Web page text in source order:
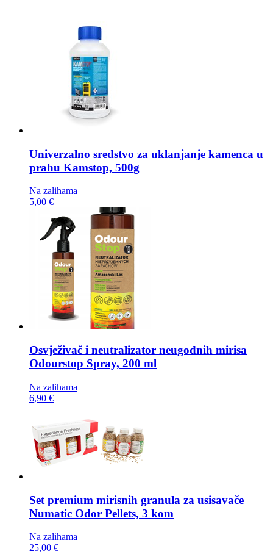
Univerzalno sredstvo za uklanjanje kamenca u
prahu Kamstop, 500g
Na zalihama
5,00 €
Osvježivač i neutralizator neugodnih mirisa
Odourstop Spray, 200 ml
Na zalihama
6,90 €
Set premium mirisnih granula za usisavače
Numatic Odor Pellets, 3 kom
Na zalihama
25,00 €